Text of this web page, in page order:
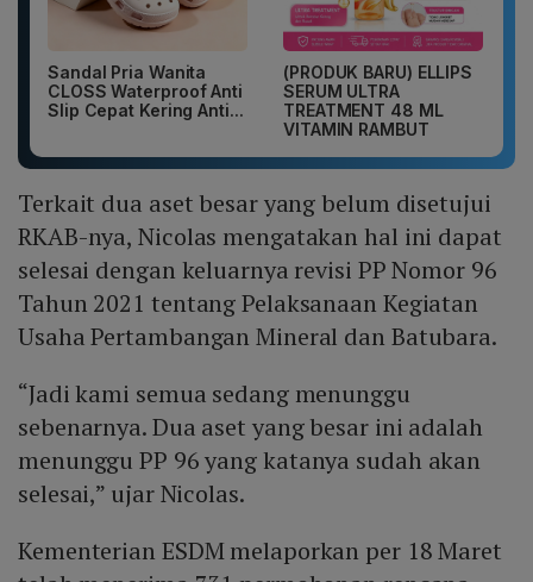
Sandal Pria Wanita
CLOSS Waterproof Anti
Slip Cepat Kering Anti...
(PRODUK BARU) ELLIPS
SERUM ULTRA
TREATMENT 48 ML
VITAMIN RAMBUT
Terkait dua aset besar yang belum disetujui
RKAB-nya, Nicolas mengatakan hal ini dapat
selesai dengan keluarnya revisi PP Nomor 96
Tahun 2021 tentang Pelaksanaan Kegiatan
Usaha Pertambangan Mineral dan Batubara.
“Jadi kami semua sedang menunggu
sebenarnya. Dua aset yang besar ini adalah
menunggu PP 96 yang katanya sudah akan
selesai,” ujar Nicolas.
Kementerian ESDM melaporkan per 18 Maret